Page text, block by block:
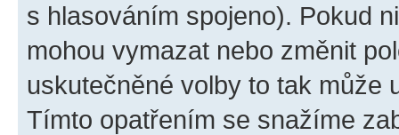
s hlasováním spojeno). Pokud
mohou vymazat nebo změnit
uskutečněné volby to tak může
Tímto opatřením se snažíme